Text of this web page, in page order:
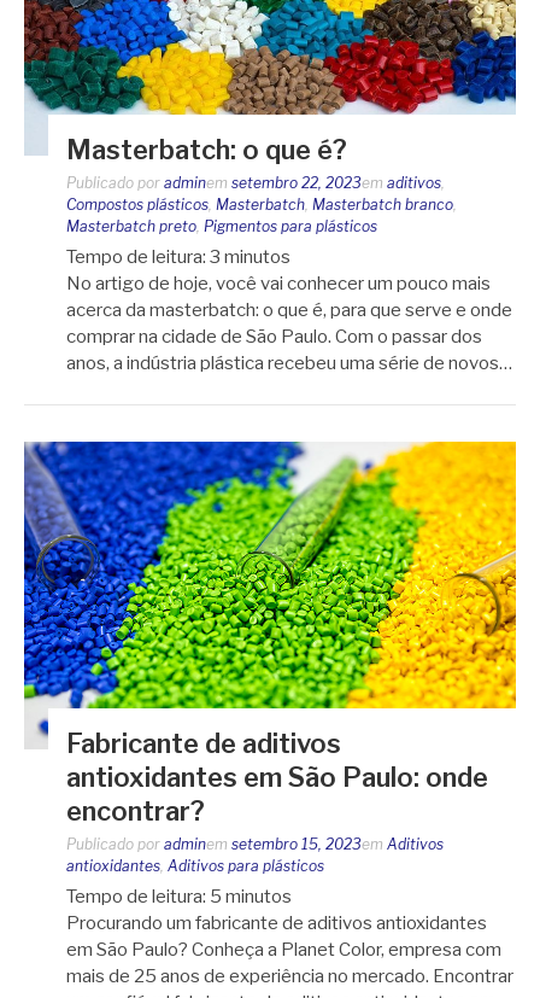
Masterbatch: o que é?
Publicado por adminem setembro 22, 2023em aditivos,
Compostos plásticos, Masterbatch, Masterbatch branco,
Masterbatch preto, Pigmentos para plásticos
Tempo de leitura: 3 minutos
No artigo de hoje, você vai conhecer um pouco mais
acerca da masterbatch: o que é, para que serve e onde
comprar na cidade de São Paulo. Com o passar dos
anos, a indústria plástica recebeu uma série de novos…
Fabricante de aditivos
antioxidantes em São Paulo: onde
encontrar?
Publicado por adminem setembro 15, 2023em Aditivos
antioxidantes Aditivos para plásticos
Tempo de leitura: 5 minutos
Procurando um fabricante de aditivos antioxidantes
em São Paulo? Conheça a Planet Color, empresa com
mais de 25 anos de experiência no mercado. Encontrar